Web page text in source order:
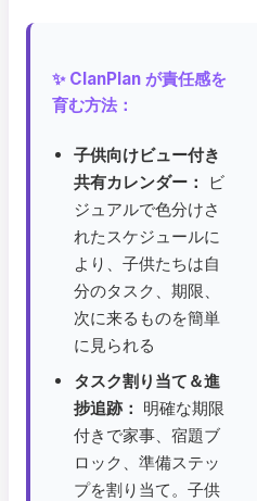
✨ ClanPlan が責任感を
育む方法：
子供向けビュー付き
共有カレンダー：
ビ
ジュアルで色分けさ
れたスケジュールに
より、子供たちは自
分のタスク、期限、
次に来るものを簡単
に見られる
タスク割り当て＆進
捗追跡： 明確な期限
付きで家事、宿題ブ
ロック、準備ステッ
プを割り当て。子供